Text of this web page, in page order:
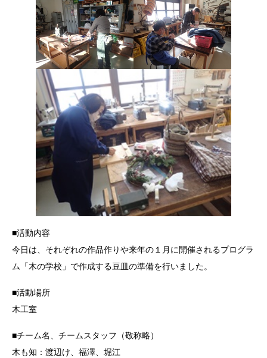
■活動内容
今日は、それぞれの作品作りや来年の１月に開催されるプログラ
ム「木の学校」で作成する豆皿の準備を行いました。
■活動場所
木工室
■チーム名、チームスタッフ（敬称略）
木も知：渡辺け、福澤、堀江